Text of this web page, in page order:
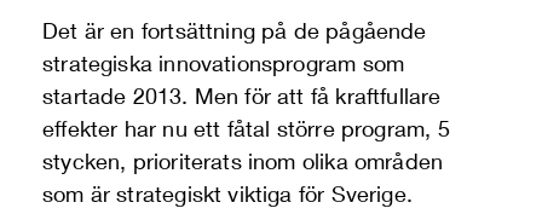
Det är en fortsättning på de pågående
strategiska innovationsprogram som
startade 2013. Men för att få kraftfullare
effekter har nu ett fåtal större program, 5
stycken, prioriterats inom olika områden
som är strategiskt viktiga för Sverige.